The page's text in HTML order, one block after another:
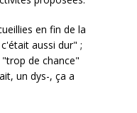
en fin de la
aussi dur" ;
de chance"
un dys-, ça a